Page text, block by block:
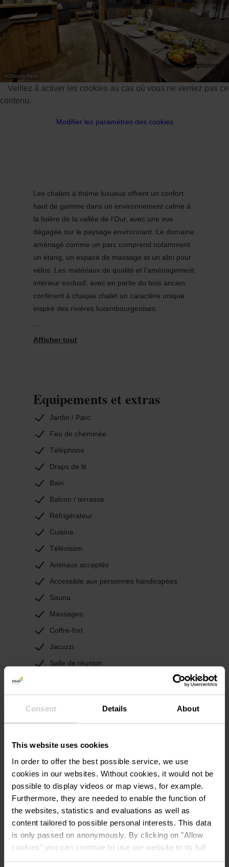
Consent Details About
This website uses cookies
In order to offer the best possible service, we use
cookies in our websites. Without cookies, it would not be
possible to display videos or map views, for example.
Furthermore, they are needed to enable the function of
the websites, statistics and evaluations as well as
content tailored to possible personal interests. This data
is only passed on anonymously. By clicking on "Allow
cookies" you can continue to use our website to its full
©Chalets Petry
Toutes les photos
Veillez à activer les cookies au cas où vous ne verriez pas ce
contenu.
Modifier les paramètres des cookies
Les chalets à thème luxueux offrent un confort
haut de gamme dans un environnement calme à
la lisière de la vallée de l’Our, avec une vue
dégagée sur le paysage environnant. Le domaine
aménagé comme un parc comprend notamment
un étang, un espace de massage et un abri pour
vélos. Les matériaux de qualité et l’aménagement
intérieur exclusif, avec en partie du bois ancien,
confèrent à chaque chalet un caractère unique
inspiré des rivières luxembourgeoises.
dont un poêle à bois, un sauna panoramique en
randonnée, le vélo et le VTT. La proximité de
Vianden permet de profiter d’une offre culturelle
et gastronomique variée.
Equipements et extras
Jardin / Parc
Feu de cheminée
Téléphone
Draps de lit
Bain
Balcon / terrasse
Réfrigérateur
Cuisine
Télévision
Animaux acceptés
Accessible aux personnes handicapées
Sauna
Massages
Coffre-fort
Jacuzzi
Salle de réunion
Lave-vaisselle
Accès en fauteuil roulant
Services
Service de petits pains
Petit-déjeuner inclus
WiFi
Chauffage inclus
Électricité incluse